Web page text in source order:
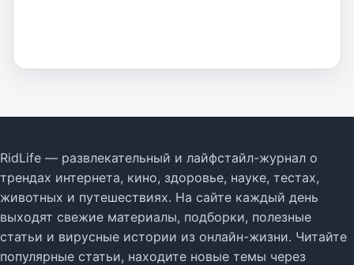
RidLife — развлекательный и лайфстайл-журнал о
трендах интернета, кино, здоровье, науке, тестах,
животных и путешествиях. На сайте каждый день
выходят свежие материалы, подборки, полезные
статьи и вирусные истории из онлайн-жизни. Читайте
популярные статьи, находите новые темы через